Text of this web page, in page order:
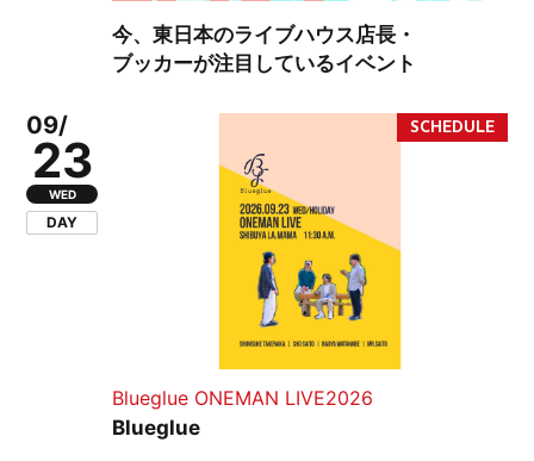
今、東日本のライブハウス店長・
ブッカーが注目しているイベント
09/
23
WED
DAY
Blueglue ONEMAN LIVE2026
Blueglue